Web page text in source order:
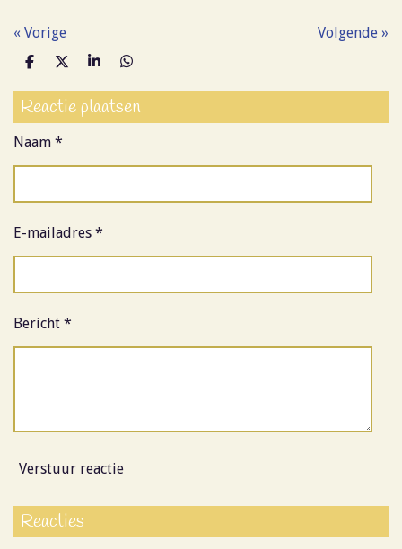
« Vorige Volgende »
D
l
e
n
D
e
l
S
a
r
e
D
l
e
n
Reactie plaatsen
Naam *
E-mailadres *
Bericht *
Verstuur reactie
Reacties